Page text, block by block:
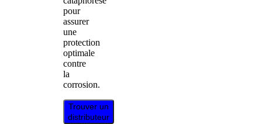
pour
assurer
une
protection
optimale
contre
la
corrosion.
Trouver un
distributeur